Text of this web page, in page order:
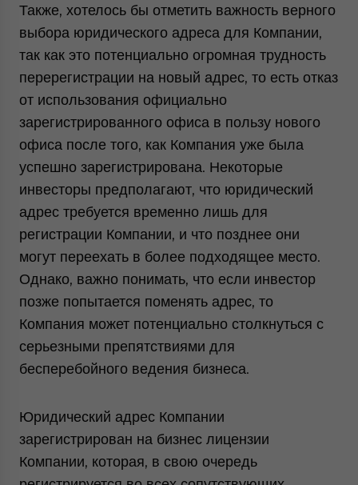
Также, хотелось бы отметить важность верного
выбора юридического адреса для Компании,
так как это потенциально огромная трудность
перерегистрации на новый адрес, то есть отказ
от использования официально
зарегистрированного офиса в пользу нового
офиса после того, как Компания уже была
успешно зарегистрирована. Некоторые
инвесторы предполагают, что юридический
адрес требуется временно лишь для
регистрации Компании, и что позднее они
могут переехать в более подходящее место.
Однако, важно понимать, что если инвестор
позже попытается поменять адрес, то
Компания может потенциально столкнуться с
серьезными препятствиями для
бесперебойного ведения бизнеса.
Юридический адрес Компании
зарегистрирован на бизнес лицензии
Компании, которая, в свою очередь